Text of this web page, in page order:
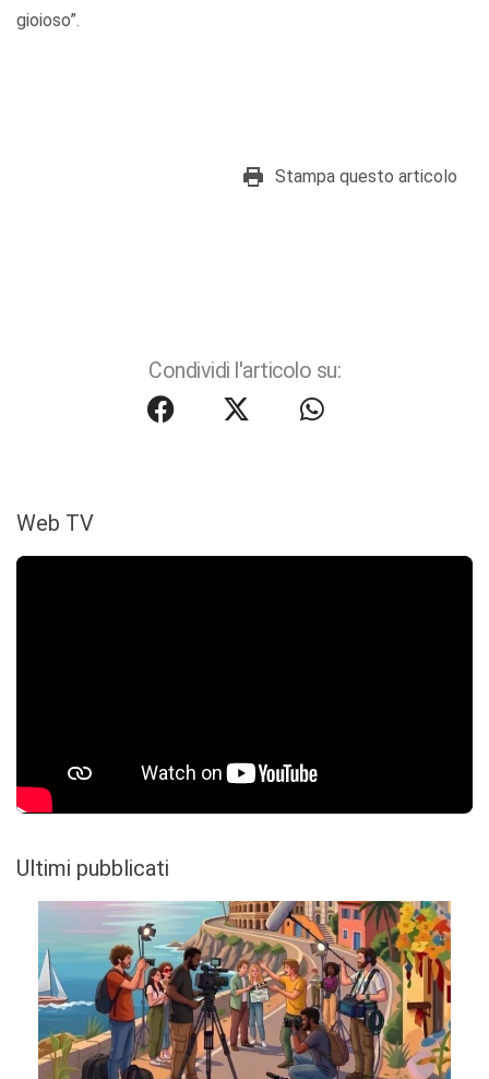
gioioso”.
Stampa questo articolo
Condividi l'articolo su:
Web TV
Ultimi pubblicati